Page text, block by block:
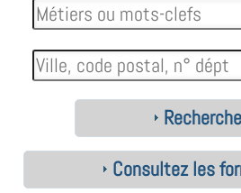
Consultez les